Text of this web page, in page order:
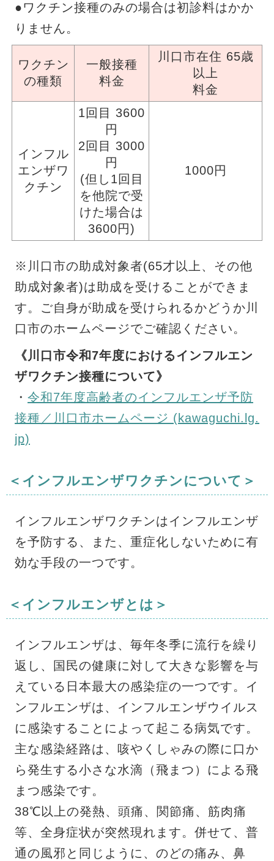
●ワクチン接種のみの場合は初診料はかか
りません。
ワクチン
の種類
一般接種
料金
川口市在住 65歳
以上
料金
インフル
エンザワ
クチン
1回目 3600
円
2回目 3000
円
(但し1回目
を他院で受
けた場合は
3600円)
1000円
※川口市の助成対象者(65才以上、その他
助成対象者)は助成を受けることができま
す。ご自身が助成を受けられるかどうか川
口市のホームページでご確認ください。
《川口市令和7年度におけるインフルエン
ザワクチン接種について》
・ 令和7年度高齢者のインフルエンザ予防
接種／川口市ホームページ (kawaguchi.lg.
jp)
＜インフルエンザワクチンについて＞
インフルエンザワクチンはインフルエンザ
を予防する、また、重症化しないために有
効な手段の一つです。
＜インフルエンザとは＞
インフルエンザは、毎年冬季に流行を繰り
返し、国民の健康に対して大きな影響を与
えている日本最大の感染症の一つです。イ
ンフルエンザは、インフルエンザウイルス
に感染することによって起こる病気です。
主な感染経路は、咳やくしゃみの際に口か
ら発生する小さな水滴（飛まつ）による飛
まつ感染です。
38℃以上の発熱、頭痛、関節痛、筋肉痛
等、全身症状が突然現れます。併せて、普
通の風邪と同じように、のどの痛み、鼻